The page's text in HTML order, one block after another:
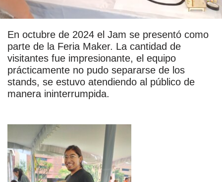
En octubre de 2024 el Jam se presentó como
parte de la Feria Maker. La cantidad de
visitantes fue impresionante, el equipo
prácticamente no pudo separarse de los
stands, se estuvo atendiendo al público de
manera ininterrumpida.